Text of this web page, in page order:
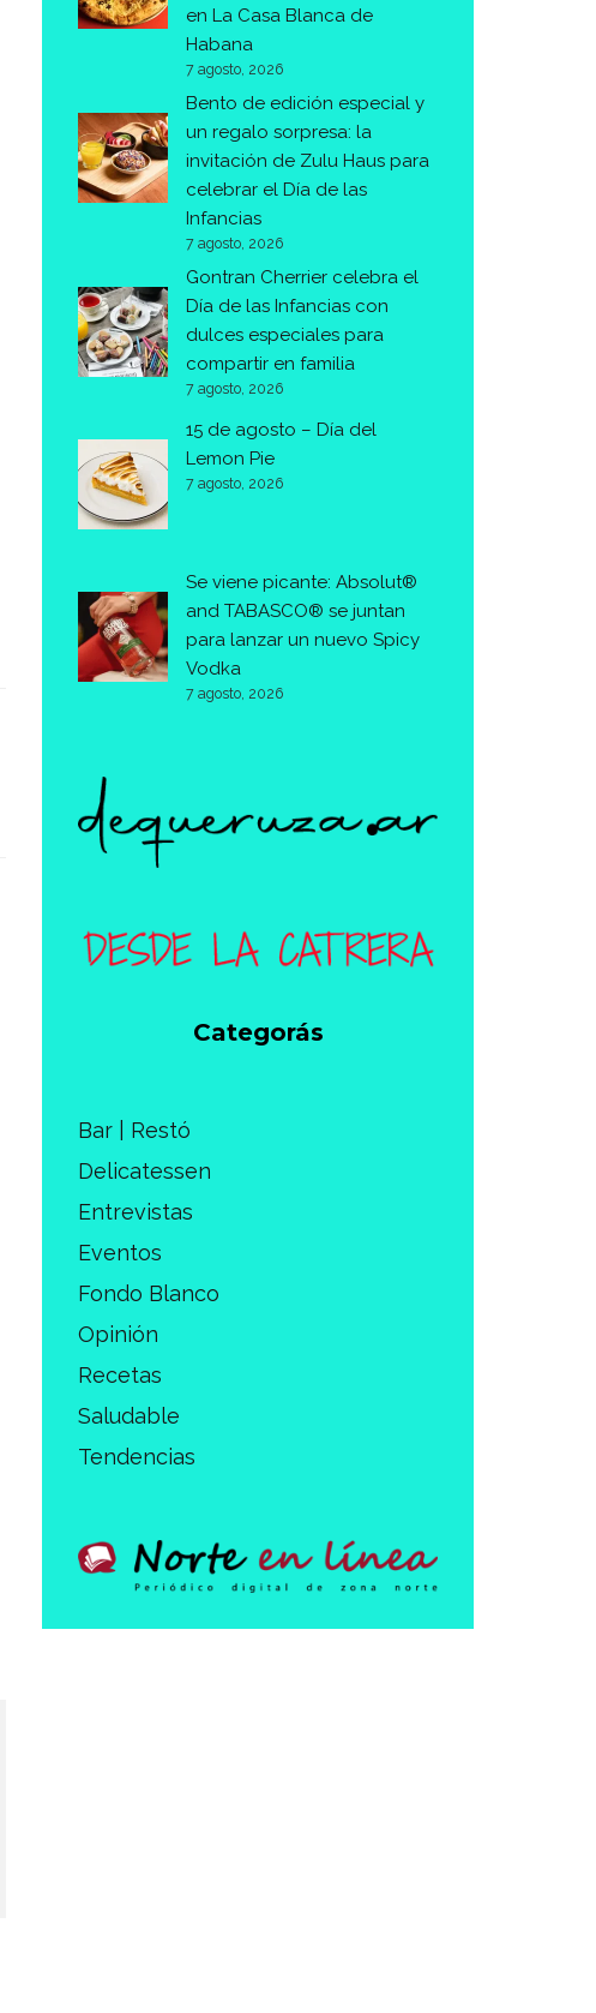
en La Casa Blanca de
Habana
7 agosto, 2026
Bento de edición especial y
un regalo sorpresa: la
invitación de Zulu Haus para
celebrar el Día de las
Infancias
7 agosto, 2026
Gontran Cherrier celebra el
Día de las Infancias con
dulces especiales para
compartir en familia
7 agosto, 2026
15 de agosto – Día del
Lemon Pie
7 agosto, 2026
Se viene picante: Absolut®
and TABASCO® se juntan
para lanzar un nuevo Spicy
Vodka
7 agosto, 2026
Categorás
Bar | Restó
Delicatessen
Entrevistas
Eventos
Fondo Blanco
Opinión
Recetas
Saludable
Tendencias